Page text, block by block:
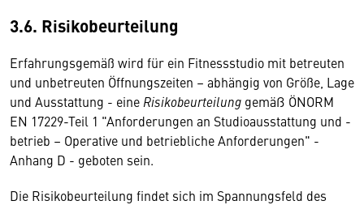
3.6. Risikobeurteilung
Erfahrungsgemäß wird für ein Fitnessstudio mit betreuten
und unbetreuten Öffnungszeiten – abhängig von Größe, Lage
und Ausstattung - eine Risikobeurteilung gemäß ÖNORM
EN 17229-Teil 1 "Anforderungen an Studioausstattung und -
betrieb – Operative und betriebliche Anforderungen" -
Anhang D - geboten sein.
Die Risikobeurteilung findet sich im Spannungsfeld des